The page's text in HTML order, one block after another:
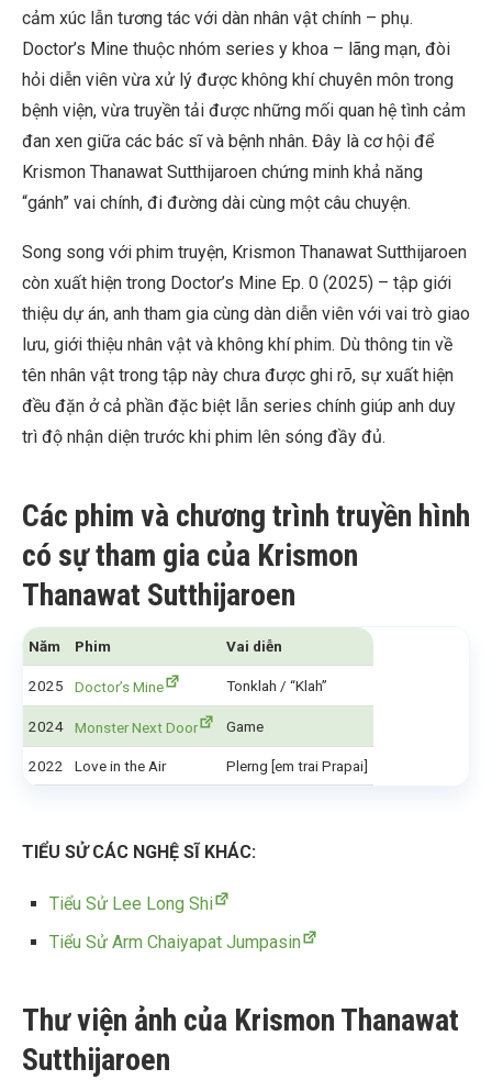
cảm xúc lẫn tương tác với dàn nhân vật chính – phụ.
Doctor’s Mine thuộc nhóm series y khoa – lãng mạn, đòi
hỏi diễn viên vừa xử lý được không khí chuyên môn trong
bệnh viện, vừa truyền tải được những mối quan hệ tình cảm
đan xen giữa các bác sĩ và bệnh nhân. Đây là cơ hội để
Krismon Thanawat Sutthijaroen chứng minh khả năng
“gánh” vai chính, đi đường dài cùng một câu chuyện.
Song song với phim truyện, Krismon Thanawat Sutthijaroen
còn xuất hiện trong Doctor’s Mine Ep. 0 (2025) – tập giới
thiệu dự án, anh tham gia cùng dàn diễn viên với vai trò giao
lưu, giới thiệu nhân vật và không khí phim. Dù thông tin về
tên nhân vật trong tập này chưa được ghi rõ, sự xuất hiện
đều đặn ở cả phần đặc biệt lẫn series chính giúp anh duy
trì độ nhận diện trước khi phim lên sóng đầy đủ.
Các phim và chương trình truyền hình
có sự tham gia của Krismon
Thanawat Sutthijaroen
Năm Phim Vai diễn
2025 Doctor’s Mine Tonklah / “Klah”
2024 Monster Next Door Game
2022 Love in the Air Plerng [em trai Prapai]
TIỂU SỬ CÁC NGHỆ SĨ KHÁC:
Tiểu Sử Lee Long Shi
Tiểu Sử Arm Chaiyapat Jumpasin
Thư viện ảnh của Krismon Thanawat
Sutthijaroen